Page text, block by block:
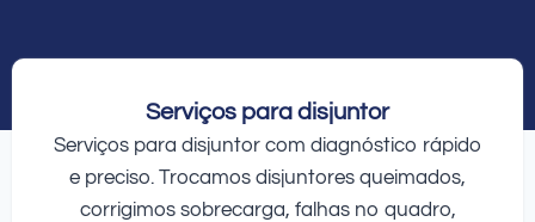
Serviços para disjuntor
Serviços para disjuntor com diagnóstico rápido
e preciso. Trocamos disjuntores queimados,
corrigimos sobrecarga, falhas no quadro,